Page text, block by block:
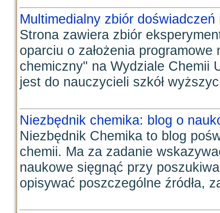
Multimedialny zbiór
Strona zawiera zbiór
oparciu o założenia
chemiczny" na Wydziale Chemii
jest do nauczycieli szkół
Niezbędnik chemika: blog o
Niezbędnik Chemika to blog
chemii. Ma za zadanie
naukowe sięgnąć przy
opisywać poszczególne źródła,